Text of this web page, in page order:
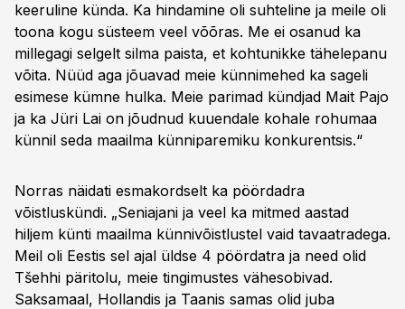
keeruline künda. Ka hindamine oli suhteline ja meile oli
toona kogu süsteem veel võõras. Me ei osanud ka
millegagi selgelt silma paista, et kohtunikke tähelepanu
võita. Nüüd aga jõuavad meie künnimehed ka sageli
esimese kümne hulka. Meie parimad kündjad Mait Pajo
ja ka Jüri Lai on jõudnud kuuendale kohale rohumaa
künnil seda maailma künniparemiku konkurentsis.“
Norras näidati esmakordselt ka pöördadra
võistluskündi. „Seniajani ja veel ka mitmed aastad
hiljem künti maailma künnivõistlustel vaid tavaatradega.
Meil oli Eestis sel ajal üldse 4 pöördatra ja need olid
Tšehhi päritolu, meie tingimustes vähesobivad.
Saksamaal, Hollandis ja Taanis samas olid juba